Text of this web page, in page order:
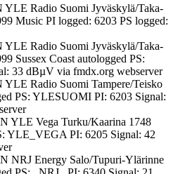
YLE Radio Suomi Jyväskylä/Taka-
Music PI logged: 6203 PS logged:
YLE Radio Suomi Jyväskylä/Taka-
Sussex Coast autologged PS:
33 dBµV via fmdx.org webserver
YLE Radio Suomi Tampere/Teisko
PS: YLESUOMI PI: 6203 Signal:
YLE Vega Turku/Kaarina 1748
YLE_VEGA PI: 6205 Signal: 42
NRJ Energy Salo/Tupuri-Ylärinne